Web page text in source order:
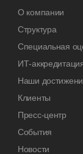
О компании
Структура
Специальная
ИТ-
Наши
Клиенты
Пресс-центр
События
Новости